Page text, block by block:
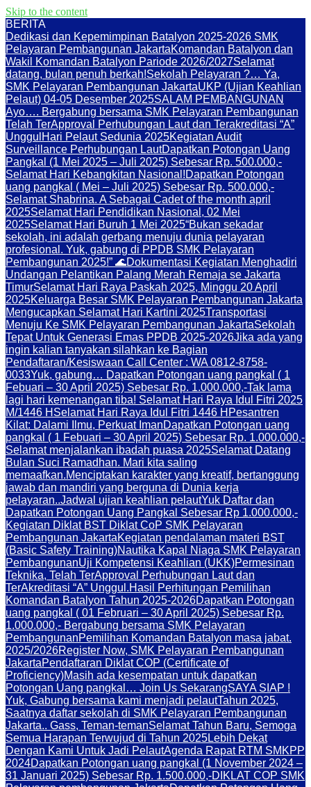
Skip to the content
BERITA
Dedikasi dan Kepemimpinan Batalyon 2025-2026 SMK
Pelayaran Pembangunan JakartaKomandan Batalyon dan
Wakil Komandan Batalyon Pariode 2026/2027Selamat
datang, bulan penuh berkah!Sekolah Pelayaran ?… Ya,
SMK Pelayaran Pembangunan JakartaUKP (Ujian Keahlian
Pelaut) 04-05 Desember 2025SALAM PEMBANGUNAN
Ayo…. Bergabung bersama SMK Pelayaran Pembangunan
Telah TerApproval Perhubungan Laut dan Terakreditasi “A”
Unggul Hari Pelaut Sedunia 2025Kegiatan Audit
Surveillance Perhubungan LautDapatkan Potongan Uang
Pangkal (1 Mei 2025 – Juli 2025) Sebesar Rp. 500.000,-
Selamat Hari Kebangkitan Nasional!Dapatkan Potongan
uang pangkal ( Mei – Juli 2025) Sebesar Rp. 500.000,-
Selamat Shabrina. A Sebagai Cadet of the month april
2025Selamat Hari Pendidikan Nasional, 02 Mei
2025Selamat Hari Buruh 1 Mei 2025“Bukan sekadar
sekolah, ini adalah gerbang menuju dunia pelayaran
profesional. Yuk, gabung di PPDB SMK Pelayaran
Pembangunan 2025!” 🌊Dokumentasi Kegiatan Menghadiri
Undangan Pelantikan Palang Merah Remaja se Jakarta
TimurSelamat Hari Raya Paskah 2025, Minggu 20 April
2025Keluarga Besar SMK Pelayaran Pembangunan Jakarta
Mengucapkan Selamat Hari Kartini 2025Transportasi
Menuju Ke SMK Pelayaran Pembangunan JakartaSekolah
Tepat Untuk Generasi Emas PPDB 2025-2026Jika ada yang
ingin kalian tanyakan silahkan ke Bagian
Pendaftaran/Kesiswaan Call Center : WA 0812-8758-
0033Yuk, gabung… Dapatkan Potongan uang pangkal ( 1
Febuari – 30 April 2025) Sebesar Rp. 1.000.000,-Tak lama
lagi hari kemenangan tiba! Selamat Hari Raya Idul Fitri 2025
M/1446 H Selamat Hari Raya Idul Fitri 1446 H Pesantren
Kilat: Dalami Ilmu, Perkuat ImanDapatkan Potongan uang
pangkal ( 1 Febuari – 30 April 2025) Sebesar Rp. 1.000.000,-
Selamat menjalankan ibadah puasa 2025Selamat Datang
Bulan Suci Ramadhan. Mari kita saling
memaafkan.Menciptakan karakter yang kreatif, bertanggung
jawab dan mandiri yang berguna di Dunia kerja
pelayaran..Jadwal ujian keahlian pelautYuk Daftar dan
Dapatkan Potongan Uang Pangkal Sebesar Rp 1.000.000,-
Kegiatan Diklat BST Diklat CoP SMK Pelayaran
Pembangunan JakartaKegiatan pendalaman materi BST
(Basic Safety Training)Nautika Kapal Niaga SMK Pelayaran
PembangunanUji Kompetensi Keahlian (UKK)Permesinan
Teknika, Telah TerApproval Perhubungan Laut dan
TerAkreditasi “A” Unggul.Hasil Perhitungan Pemilihan
Komandan Batalyon Tahun 2025-2026Dapatkan Potongan
uang pangkal ( 01 Februari – 30 April 2025) Sebesar Rp.
1.000.000,- Bergabung bersama SMK Pelayaran
PembangunanPemilihan Komandan Batalyon masa jabat.
2025/2026Register Now, SMK Pelayaran Pembangunan
JakartaPendaftaran Diklat COP (Certificate of
Proficiency)Masih ada kesempatan untuk dapatkan
Potongan Uang pangkal… Join Us SekarangSAYA SIAP !
Yuk, Gabung bersama kami menjadi pelautTahun 2025,
Saatnya daftar sekolah di SMK Pelayaran Pembangunan
Jakarta.. Gass, Teman-temanSelamat Tahun Baru, Semoga
Semua Harapan Terwujud di Tahun 2025Lebih Dekat
Dengan Kami Untuk Jadi PelautAgenda Rapat RTM SMKPP
2024Dapatkan Potongan uang pangkal (1 November 2024 –
31 Januari 2025) Sebesar Rp. 1.500.000,-DIKLAT COP SMK